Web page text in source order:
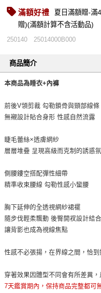
FREE 白色 -
滿額好禮
夏日滿額贈-滿
贈)(滿額計算不含活動品)
250140 25014000B000
商品簡介
本商品為睡衣+內褲
前後V領剪裁 勾勒鎖骨與頸部線條
無襯設計貼合身形 性感自然流露
睫毛蕾絲×透膚網紗
層層堆疊 呈現高級而克制的誘惑
側腰鏤空搭配彈性細帶
精準收束腰線 勾勒性感小蠻腰
胸下延伸的全透視網紗裙襬
隨步伐輕柔飄動 後臀開衩設計結
讓背影也成為視線焦點
性感不必張揚，在界線之間，恰到
穿著效果因體型不同會有所差異
7天鑑賞期內，保持商品完整都可